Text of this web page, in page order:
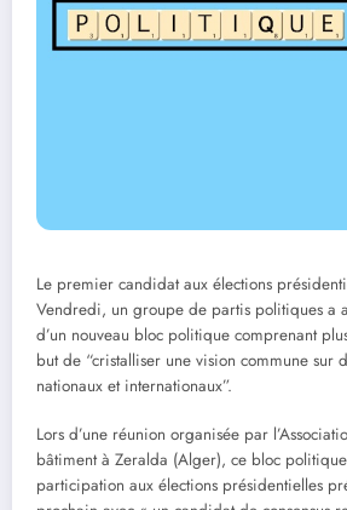
Le premier candidat aux élections
Vendredi, un groupe de partis politiques a
d’un nouveau bloc politique comprenant
but de “cristalliser une vision commune sur
nationaux et internationaux”.
Lors d’une réunion organisée par
bâtiment à Zeralda (Alger), ce bloc
participation aux élections présidentielles